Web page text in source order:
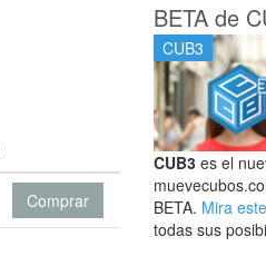
Comprar
BETA de
CUB3
CUB3es el
BETA. Mira
todas sus